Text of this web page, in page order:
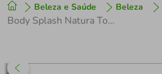
Beleza e Saúde Beleza
Body Splash Natura Tododia Morango e Baunilha Dourada 200ml
1º tenis